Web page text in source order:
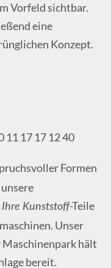
Vorfeld sichtbar.
eine
Konzept.
Formen
Ihre Kunststoff-Teile
Unser
hält
bereit.